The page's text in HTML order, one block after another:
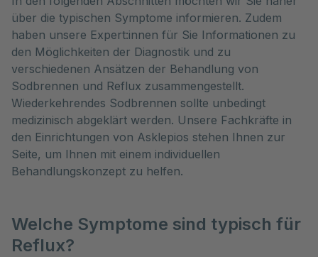
über die typischen Symptome informieren. Zudem
haben unsere Expert:innen für Sie Informationen zu
den Möglichkeiten der Diagnostik und zu
verschiedenen Ansätzen der Behandlung von
Sodbrennen und Reflux zusammengestellt.
Wiederkehrendes Sodbrennen sollte unbedingt
medizinisch abgeklärt werden. Unsere Fachkräfte in
den Einrichtungen von Asklepios stehen Ihnen zur
Seite, um Ihnen mit einem individuellen
Behandlungskonzept zu helfen.
Welche Symptome sind typisch für
Reflux?